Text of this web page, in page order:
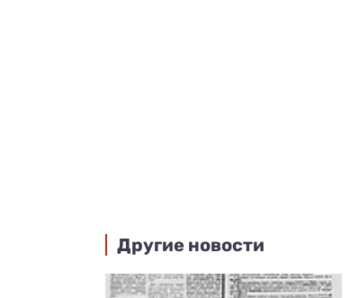
Другие новости